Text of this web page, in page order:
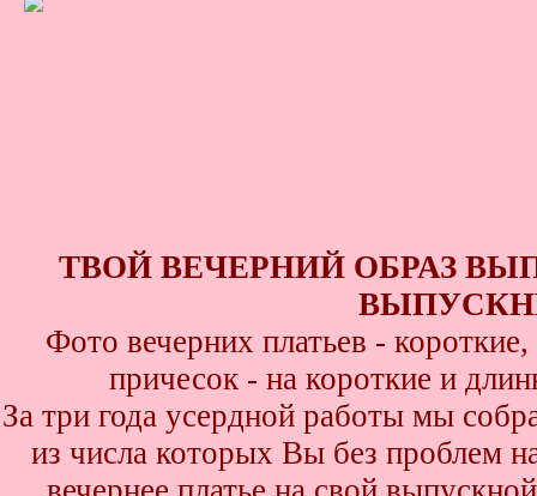
ТВОЙ ВЕЧЕРНИЙ ОБРАЗ
Фото вечерних платьев -
причесок - на короткие и
За три года усердной работы мы
из числа которых Вы без проблем